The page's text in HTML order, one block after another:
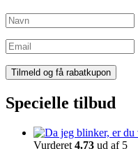
Specielle tilbud
Vurderet 4.73 ud af 5